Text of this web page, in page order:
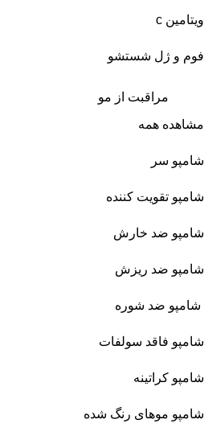
ویتامین c
فوم و ژل شستشو
مراقبت از مو
مشاهده همه
شامپو سر
شامپو تقویت کننده
شامپو ضد خارش
شامپو ضد ریزش
شامپو ضد شوره
شامپو فاقد سولفات
شامپو کراتینه
شامپو موهای رنگ شده